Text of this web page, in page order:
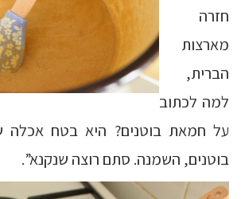
חזרה
מארצות
הברית,
למה לכתוב
על חמאת בוטנים? היא בטח
בוטנים, השמנה. סתם רוצה שנקנא”.